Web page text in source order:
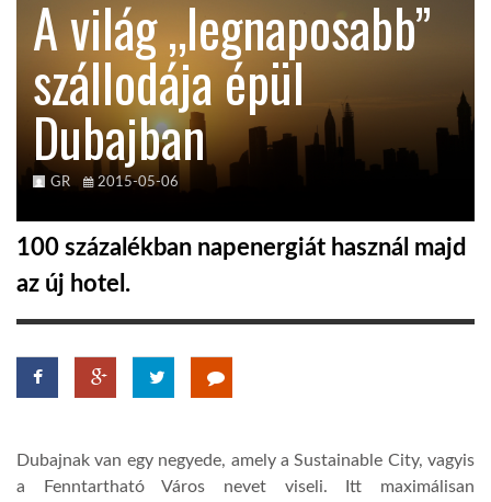
GLOBOTV
A NAP SZÉPE
LINKTR.EE
GLOBOZSARU
LATIMO.HU
A világ „legnaposabb”
szállodája épül
Dubajban
GR 2015-05-06
100 százalékban napenergiát használ majd
az új hotel.
Dubajnak van egy negyede, amely a Sustainable City, vagyis
a Fenntartható Város nevet viseli. Itt maximálisan